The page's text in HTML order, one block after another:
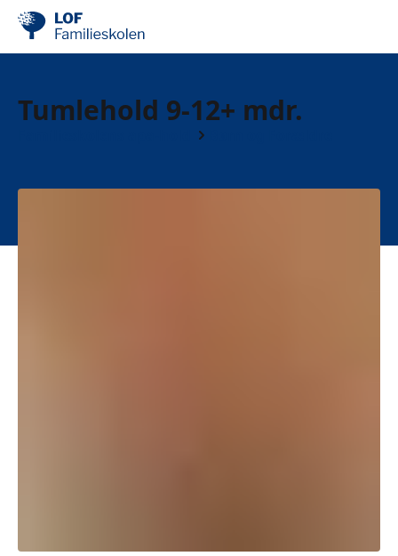
Tumlehold 9-12+ mdr.